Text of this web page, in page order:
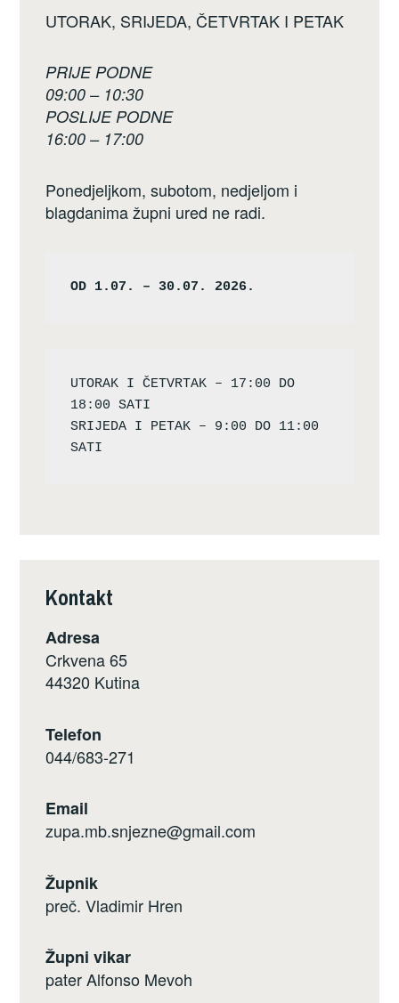
UTORAK, SRIJEDA, ČETVRTAK I PETAK
PRIJE PODNE
09:00 – 10:30
POSLIJE PODNE
16:00 – 17:00
Ponedjeljkom, subotom, nedjeljom i
blagdanima župni ured ne radi.
OD 1.07. – 30.07. 2026.
UTORAK I ČETVRTAK – 17:00 DO
18:00 SATI
SRIJEDA I PETAK – 9:00 DO 11:00
Kontakt
Adresa
Crkvena 65
44320 Kutina
Telefon
044/683-271
Email
zupa.mb.snjezne@gmail.com
Župnik
preč. Vladimir Hren
Župni vikar
pater Alfonso Mevoh